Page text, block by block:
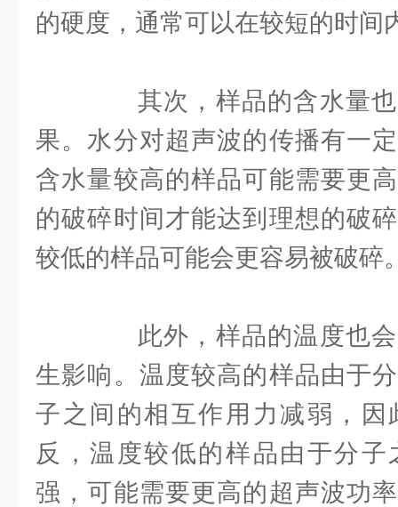
的硬度，通常可以在较短的时间
其次，样品的含水量也
果。水分对超声波的传播有一
含水量较高的样品可能需要更
的破碎时间才能达到理想的破
较低的样品可能会更容易被破碎
此外，样品的温度也会
生影响。温度较高的样品由于
子之间的相互作用力减弱，因
反，温度较低的样品由于分
强，可能需要更高的超声波功